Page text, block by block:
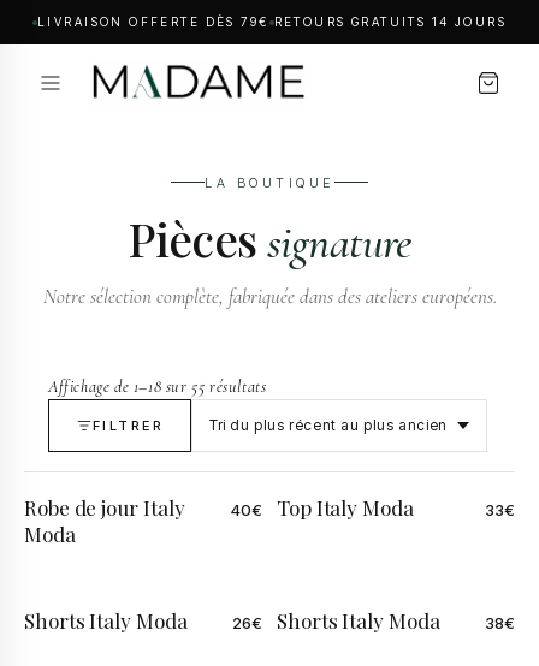
LIVRAISON OFFERTE DÈS 79€ RETOURS GRATUITS 14 JOURS
LA BOUTIQUE
Piècessignature
Notre sélection complète, fabriquée dans des ateliers européens.
Affichage de 1–18 sur 55 résultats
FILTRER
Robe de jour Italy
Moda
40€ Top Italy Moda 33€
ÉDITION LIMITÉE
Shorts Italy Moda 26€ Shorts Italy Moda 38€